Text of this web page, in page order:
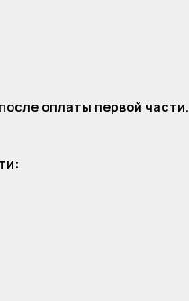
оплаты первой части.